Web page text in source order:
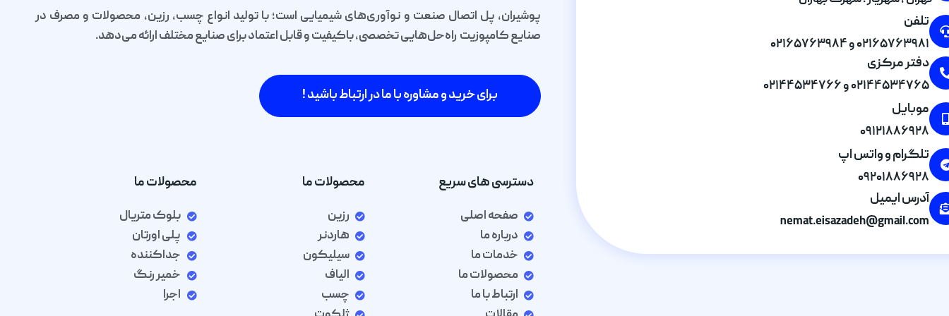
تلفن
۰۲۱۶۵۷۶۳۹۸۱ و ۰۲۱۶۵۷۶۳۹۸۴
دفتر مرکزی
۰۲۱۴۴۵۳۴۷۶۵ و ۰۲۱۴۴۵۳۴۷۶۶
موبایل
۰۹۱۲۱۸۸۶۹۲۸
تلگرام و واتس اپ
۰۹۲۰۱۸۸۶۹۲۸
آدرس ایمیل
nemat.eisazadeh@gmail.com
پوشیران، پل اتصال صنعت و نوآوری‌های شیمیایی است؛ با تولید انواع چسب، رزین، محصولات و مصرف در
صنایع کامپوزیت راه‌حل‌هایی تخصصی، باکیفیت و قابل اعتماد برای صنایع مختلف ارائه می‌دهد.
برای خرید و مشاوره با ما در ارتباط باشید !
دسترسی های سریع
صفحه اصلی
درباره ما
خدمات ما
محصولات ما
ارتباط با ما
محصولات ما
رزین
هاردنر
سیلیکون
الیاف
چسب
محصولات ما
بلوک متریال
پلی اورتان
جداکننده
خمیر رنگ
اجرا